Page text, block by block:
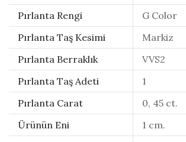
Pırlanta Rengi
G Color
Pırlanta Taş Kesimi
Markiz
Pırlanta Berraklık
VVS2
Pırlanta Taş Adeti
1
Pırlanta Carat
0, 45 ct.
Ürünün Eni
1 cm.